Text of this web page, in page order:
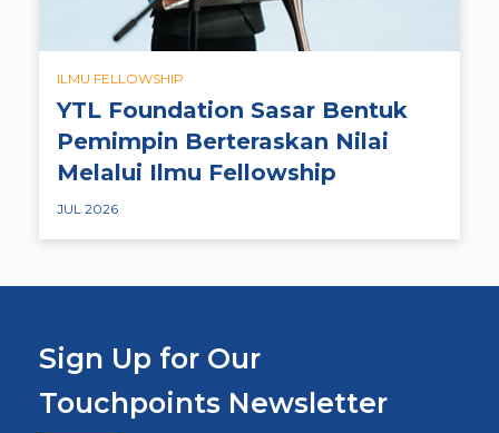
ILMU FELLOWSHIP
YTL Foundation Sasar Bentuk
Pemimpin Berteraskan Nilai
Melalui Ilmu Fellowship
JUL 2026
Sign Up for Our
Touchpoints Newsletter